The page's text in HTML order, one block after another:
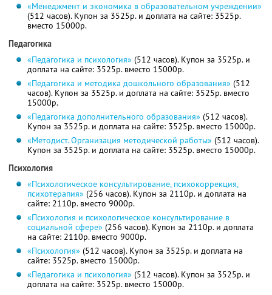
«Менеджмент и экономика в образовательном учреждении»
(512 часов). Купон за 3525р. и доплата на сайте: 3525р.
вместо 15000р.
Педагогика
«Педагогика и психология» (512 часов). Купон за 3525р. и
доплата на сайте: 3525р. вместо 15000р.
«Педагогика и методика дошкольного образования» (512
часов). Купон за 3525р. и доплата на сайте: 3525р. вместо
15000р.
«Педагогика дополнительного образования» (512 часов).
Купон за 3525р. и доплата на сайте: 3525р. вместо 15000р.
«Методист. Организация методической работы» (512 часов).
Купон за 3525р. и доплата на сайте: 3525р. вместо 15000р.
Психология
«Психологическое консультирование, психокоррекция,
психотерапия» (256 часов). Купон за 2110р. и доплата на
сайте: 2110р. вместо 9000р.
«Психология и психологическое консультирование в
социальной сфере» (256 часов). Купон за 2110р. и доплата
на сайте: 2110р. вместо 9000р.
«Психология» (512 часов). Купон за 3525р. и доплата на
сайте: 3525р. вместо 15000р.
«Педагогика и психология» (512 часов). Купон за 3525р. и
доплата на сайте: 3525р. вместо 15000р.